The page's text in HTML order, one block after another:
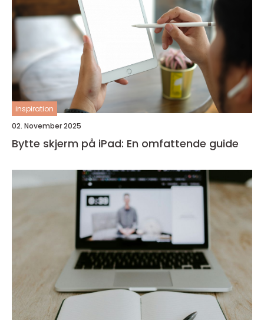
inspiration
02. November 2025
Bytte skjerm på iPad: En omfattende guide